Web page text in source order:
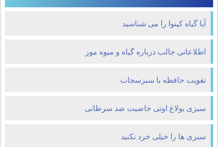
آیا گیاه کینوا را می شناسید
اطلاعاتی جالب درباره گیاه و میوه موز
تقویت حافظه با سبزسجات
سبزی بولاغ اوتی خاصیت ضد سرطانی
سبزی ها را خیلی خرد نكنید